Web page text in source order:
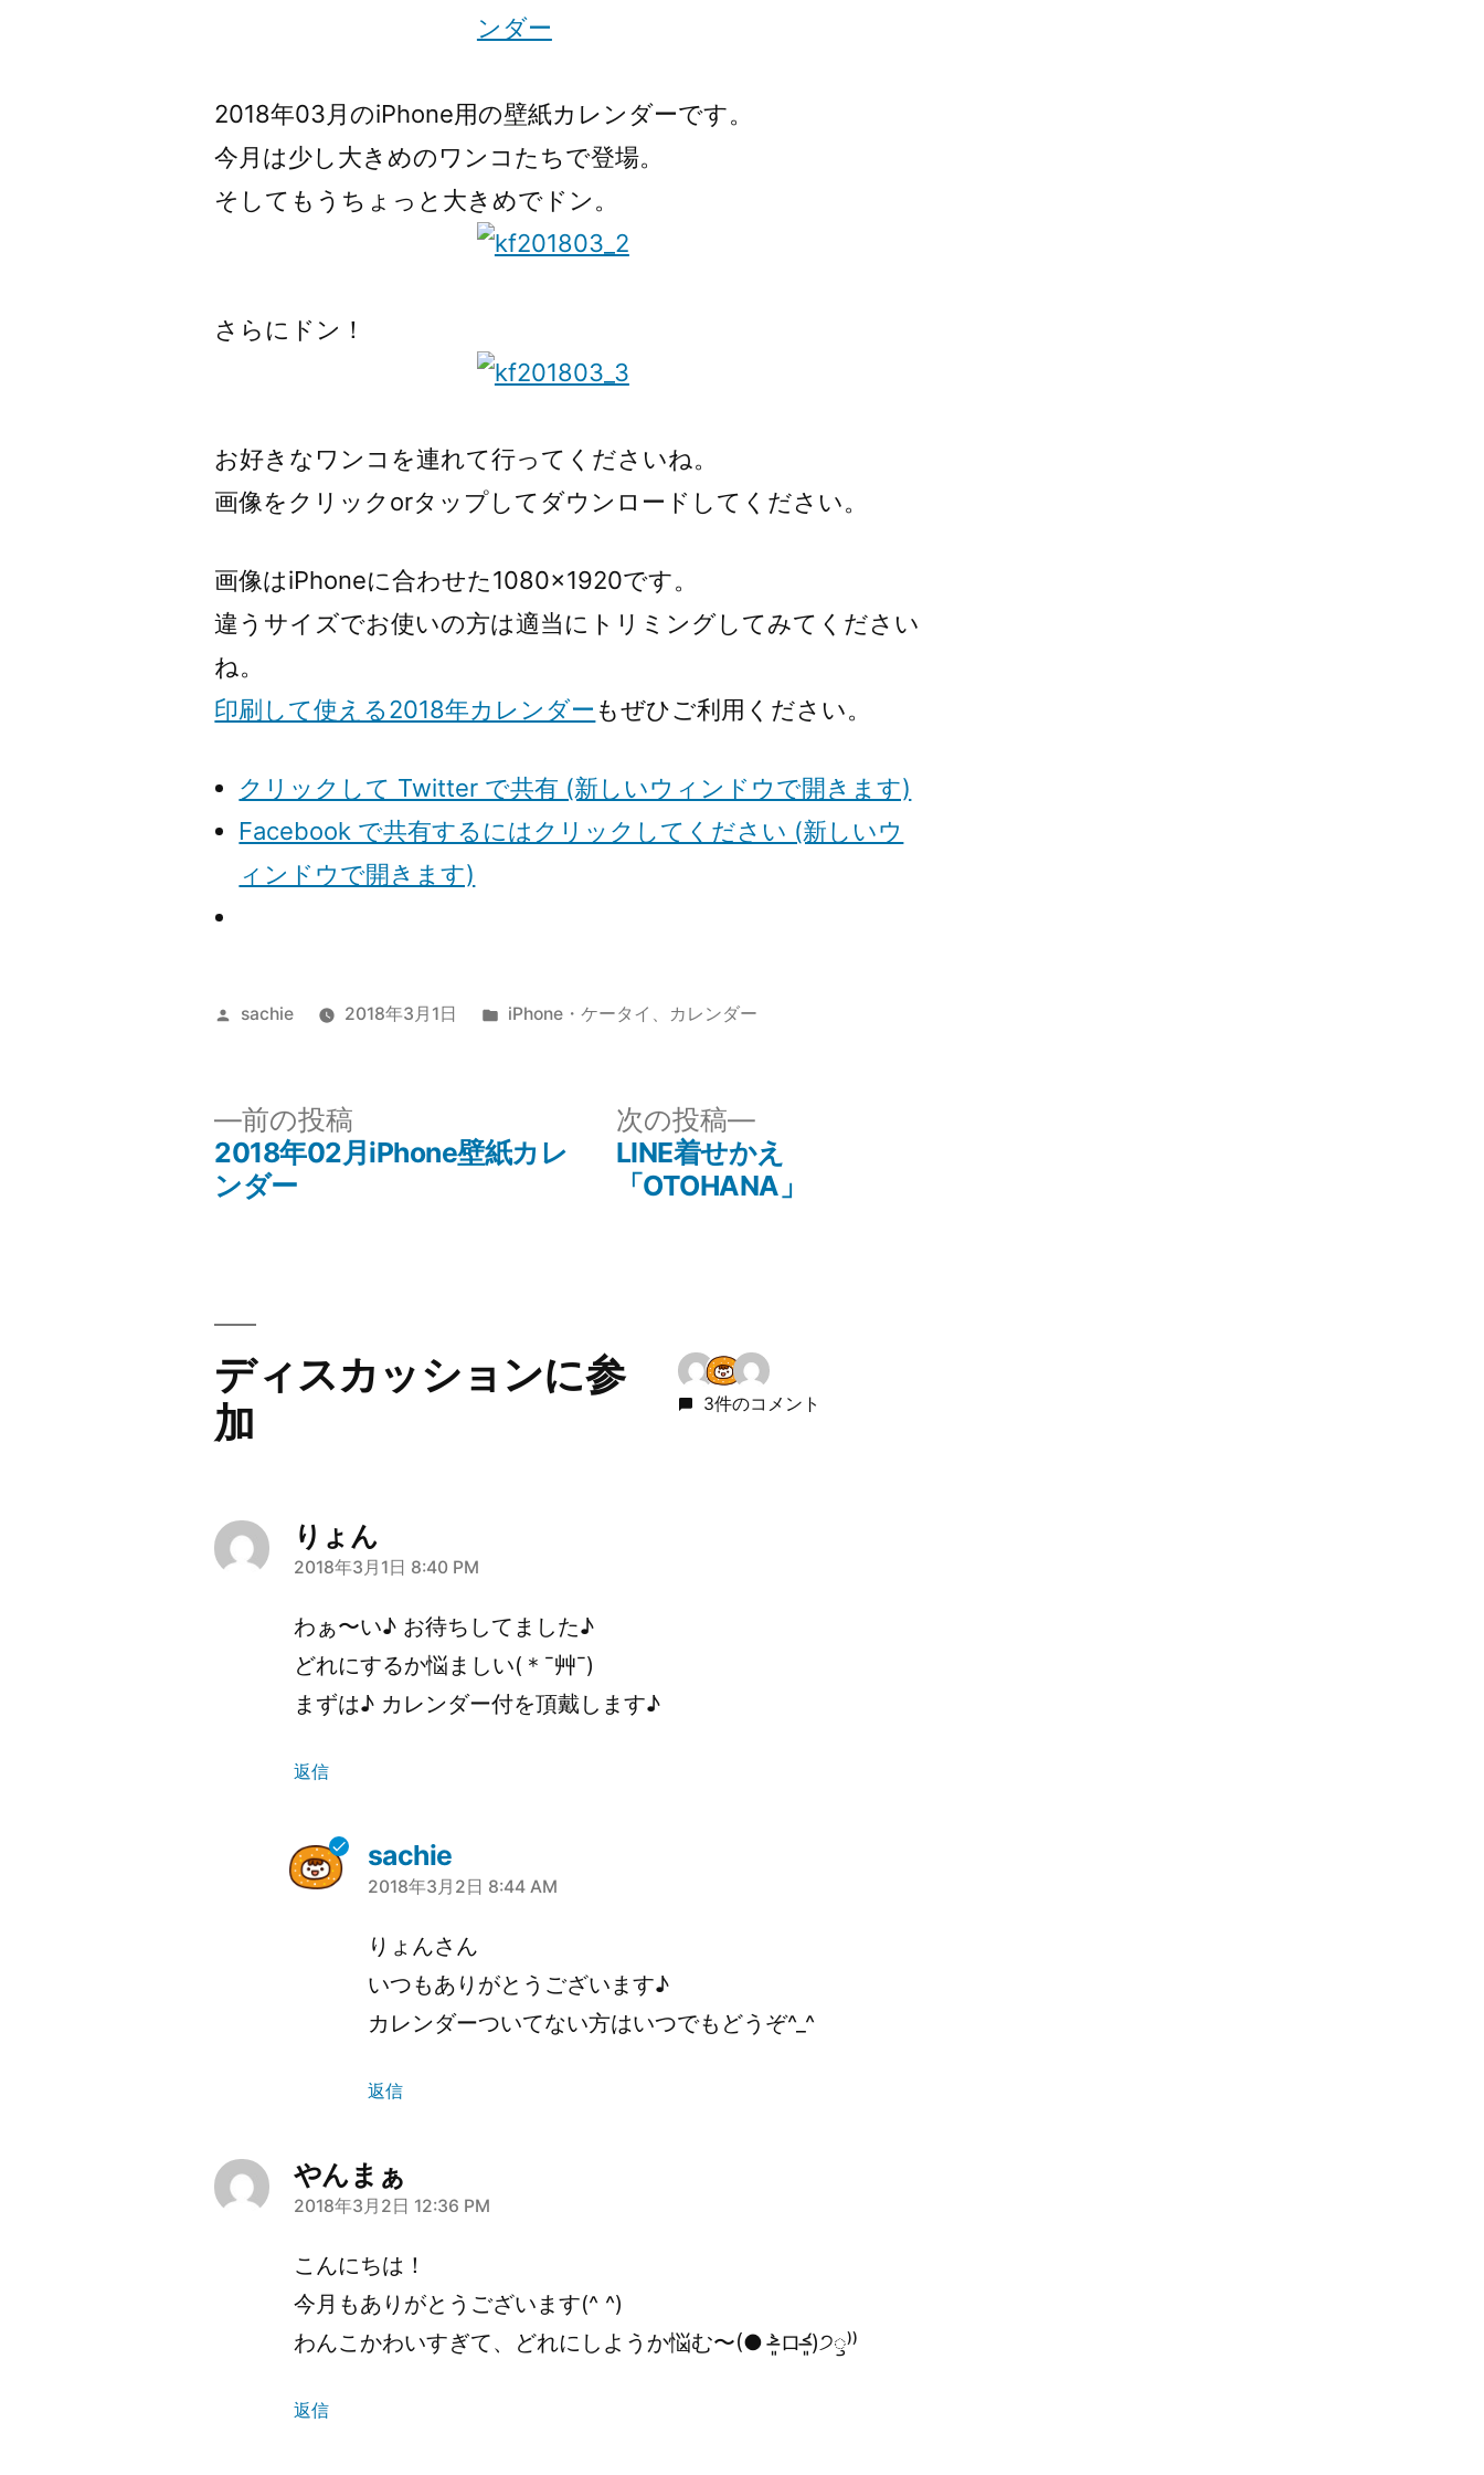
壁
カ
ン
ダ
へ
2018年03月のiPhone用の壁紙カレンダーです。
今月は少し大きめのワンコたちで登場。
そしてもうちょっと大きめでドン。
さらにドン！
お好きなワンコを連れて行ってくださいね。
画像をクリックorタップしてダウンロードしてください。
画像はiPhoneに合わせた1080×1920です。
違うサイズでお使いの方は適当にトリミングしてみてください
ね。
印刷して使える2018年カレンダー もぜひご利用ください。
クリックして Twitter で共有 (新しいウィンドウで開きます)
Facebook で共有するにはクリックしてください (新しいウ
ィンドウで開きます)
投
sachie 2018年3月1日
カ
ー:
iPhone・ケータイ 、 カレンダー
前の投稿
の
2018年02月iPhone壁紙カレ
ンダー
次の投稿
次
の
投
LINE着せかえ
「OTOHANA」
ディスカッションに参
加
3件のコメント
りょん
さ
ん
の
発
2018年3月1日 8:40 PM
わぁ〜い♪ お待ちしてました♪
どれにするか悩ましい(＊¯艸¯)
まずは♪ カレンダー付を頂戴します♪
返信
sachie
さ
ん
の
発
2018年3月2日 8:44 AM
りょんさん
いつもありがとうございます♪
カレンダーついてない方はいつでもどうぞ^_^
返信
やんまぁ
さ
ん
の
発
2018年3月2日 12:36 PM
こんにちは！
今月もありがとうございます(^ ^)
わんこかわいすぎて、どれにしようか悩む〜(● ˃̶͈̀ロ˂̶͈́)੭ꠥ⁾⁾
返信